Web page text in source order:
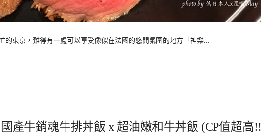
的東京，難得有一處可以享受像似在法國的悠閒氛圍的地方「神樂…
產牛銷魂牛排丼飯 x 超油嫩和牛丼飯 (CP值超高!!